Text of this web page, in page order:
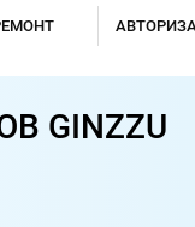
GINZZU